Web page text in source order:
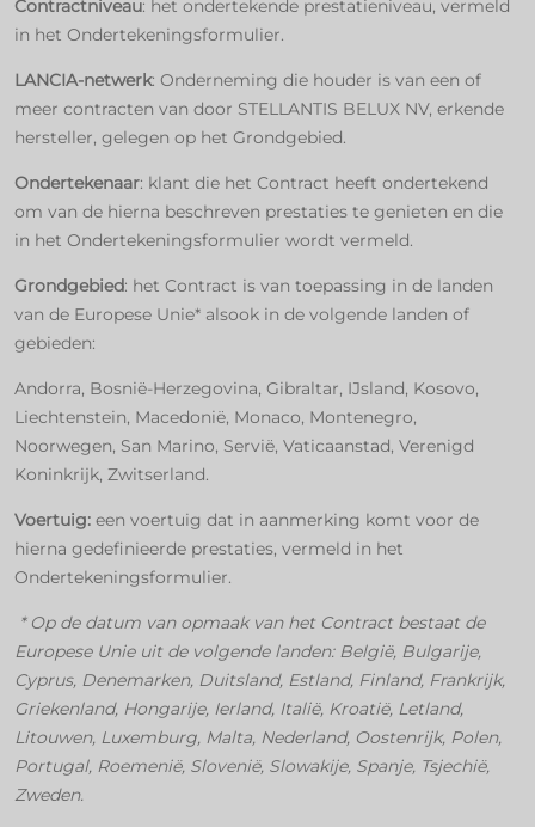
Contractniveau: het ondertekende prestatieniveau, vermeld
in het Ondertekeningsformulier.
LANCIA-netwerk: Onderneming die houder is van een of
meer contracten van door STELLANTIS BELUX NV, erkende
hersteller, gelegen op het Grondgebied.
Ondertekenaar: klant die het Contract heeft ondertekend
om van de hierna beschreven prestaties te genieten en die
in het Ondertekeningsformulier wordt vermeld.
Grondgebied: het Contract is van toepassing in de landen
van de Europese Unie* alsook in de volgende landen of
gebieden:
Andorra, Bosnië-Herzegovina, Gibraltar, IJsland, Kosovo,
Liechtenstein, Macedonië, Monaco, Montenegro,
Noorwegen, San Marino, Servië, Vaticaanstad, Verenigd
Koninkrijk, Zwitserland.
Voertuig: een voertuig dat in aanmerking komt voor de
hierna gedefinieerde prestaties, vermeld in het
Ondertekeningsformulier.
* Op de datum van opmaak van het Contract bestaat de
Europese Unie uit de volgende landen: België, Bulgarije,
Cyprus, Denemarken, Duitsland, Estland, Finland, Frankrijk,
Griekenland, Hongarije, Ierland, Italië, Kroatië, Letland,
Litouwen, Luxemburg, Malta, Nederland, Oostenrijk, Polen,
Portugal, Roemenië, Slovenië, Slowakije, Spanje, Tsjechië,
Zweden.